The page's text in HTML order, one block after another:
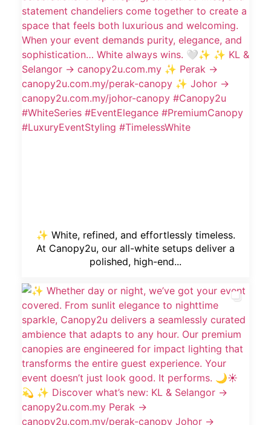
✨ White, refined, and effortlessly timeless.
At Canopy2u, our all-white setups deliver a
polished, high-end...